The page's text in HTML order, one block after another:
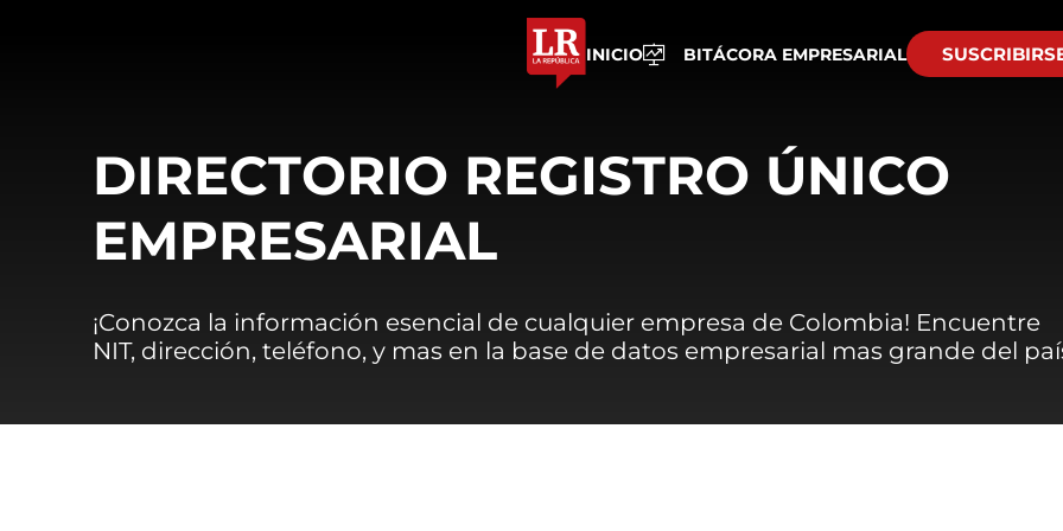
INICIO BITÁCORA EMPRESARIAL
DIRECTORIO REGISTRO ÚNICO
EMPRESARIAL
¡Conozca la información esencial de cualquier empresa de Colombia! Encuentre
NIT, dirección, teléfono, y mas en la base de datos empresarial mas grande del